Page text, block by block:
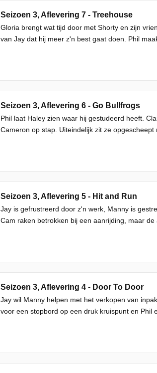
Seizoen 3, Aflevering 7 - Treehouse
Gloria brengt wat tijd door met Shorty en zijn
van Jay dat hij meer z'n best gaat doen. Phil
Seizoen 3, Aflevering 6 - Go Bullfrogs
Phil laat Haley zien waar hij gestudeerd heeft.
Cameron op stap. Uiteindelijk zit ze
Seizoen 3, Aflevering 5 - Hit and Run
Jay is gefrustreerd door z'n werk, Manny is
Cam raken betrokken bij een aanrijding, maar
Seizoen 3, Aflevering 4 - Door To Door
Jay wil Manny helpen met het verkopen van
voor een stopbord op een druk kruispunt en Phil